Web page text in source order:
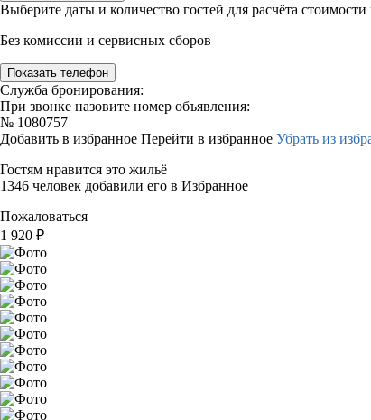
Выберите даты и количество гостей для расчёта
Без комиссии и сервисных сборов
Показать телефон
Служба бронирования:
При звонке назовите номер объявления:
№ 1080757
Добавить в избранное Перейти в избранное Убрать из
Гостям нравится это жильё
1346 человек добавили его в Избранное
Пожаловаться
1 920 ₽